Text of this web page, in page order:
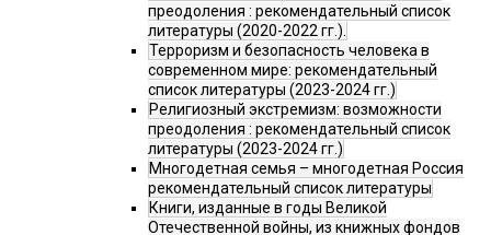
преодоления : рекомендательный список
литературы (2020-2022 гг.).
Терроризм и безопасность человека в
современном мире: рекомендательный
список литературы (2023-2024 гг.)
Религиозный экстремизм: возможности
преодоления : рекомендательный список
литературы (2023-2024 гг.)
Многодетная семья – многодетная Россия
рекомендательный список литературы
Книги, изданные в годы Великой
Отечественной войны, из книжных фондов